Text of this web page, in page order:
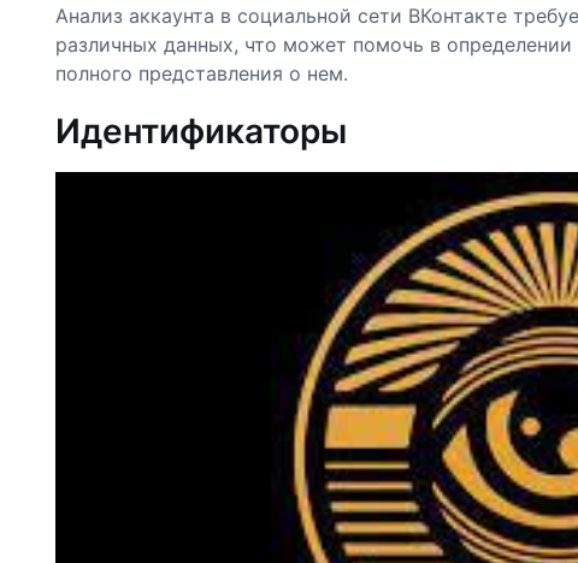
Анализ аккаунта в социальной сети ВКонтакте
различных данных, что может помочь в
полного представления о нем.
Идентификаторы